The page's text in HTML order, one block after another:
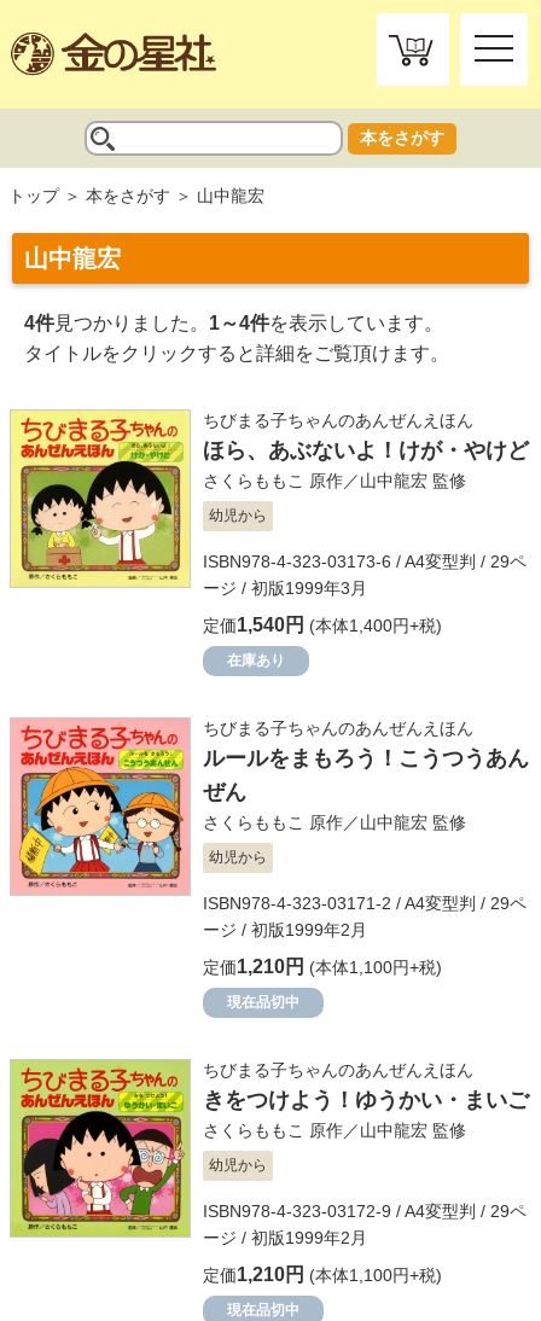
toggle
本をさがす
トップ 本をさがす 山中龍宏
山中龍宏
4件見つかりました。 1～4件を表示しています。
タイトルをクリックすると詳細をご覧頂けます。
ちびまる子ちゃんのあんぜんえほん
ほら、あぶないよ！けが・やけど
さくらももこ 原作／山中龍宏 監修
幼児から
ISBN978-4-323-03173-6 / A4変型判 / 29ペ
ージ / 初版1999年3月
定価1,540円 (本体1,400円+税)
在庫あり
ちびまる子ちゃんのあんぜんえほん
ルールをまもろう！こうつうあん
ぜん
さくらももこ 原作／山中龍宏 監修
幼児から
ISBN978-4-323-03171-2 / A4変型判 / 29ペ
ージ / 初版1999年2月
定価1,210円 (本体1,100円+税)
現在品切中
ちびまる子ちゃんのあんぜんえほん
きをつけよう！ゆうかい・まいご
さくらももこ 原作／山中龍宏 監修
幼児から
ISBN978-4-323-03172-9 / A4変型判 / 29ペ
ージ / 初版1999年2月
定価1,210円 (本体1,100円+税)
現在品切中